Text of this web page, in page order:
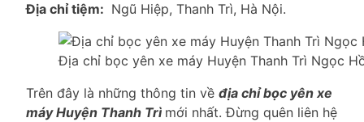
Địa chỉ tiệm: Ngũ Hiệp, Thanh Trì, Hà Nội.
Địa chỉ bọc yên xe máy Huyện Thanh Trì Ngọc
Trên đây là những thông tin về địa chỉ bọc yên xe
máy Huyện Thanh Trì mới nhất. Đừng quên liên hệ